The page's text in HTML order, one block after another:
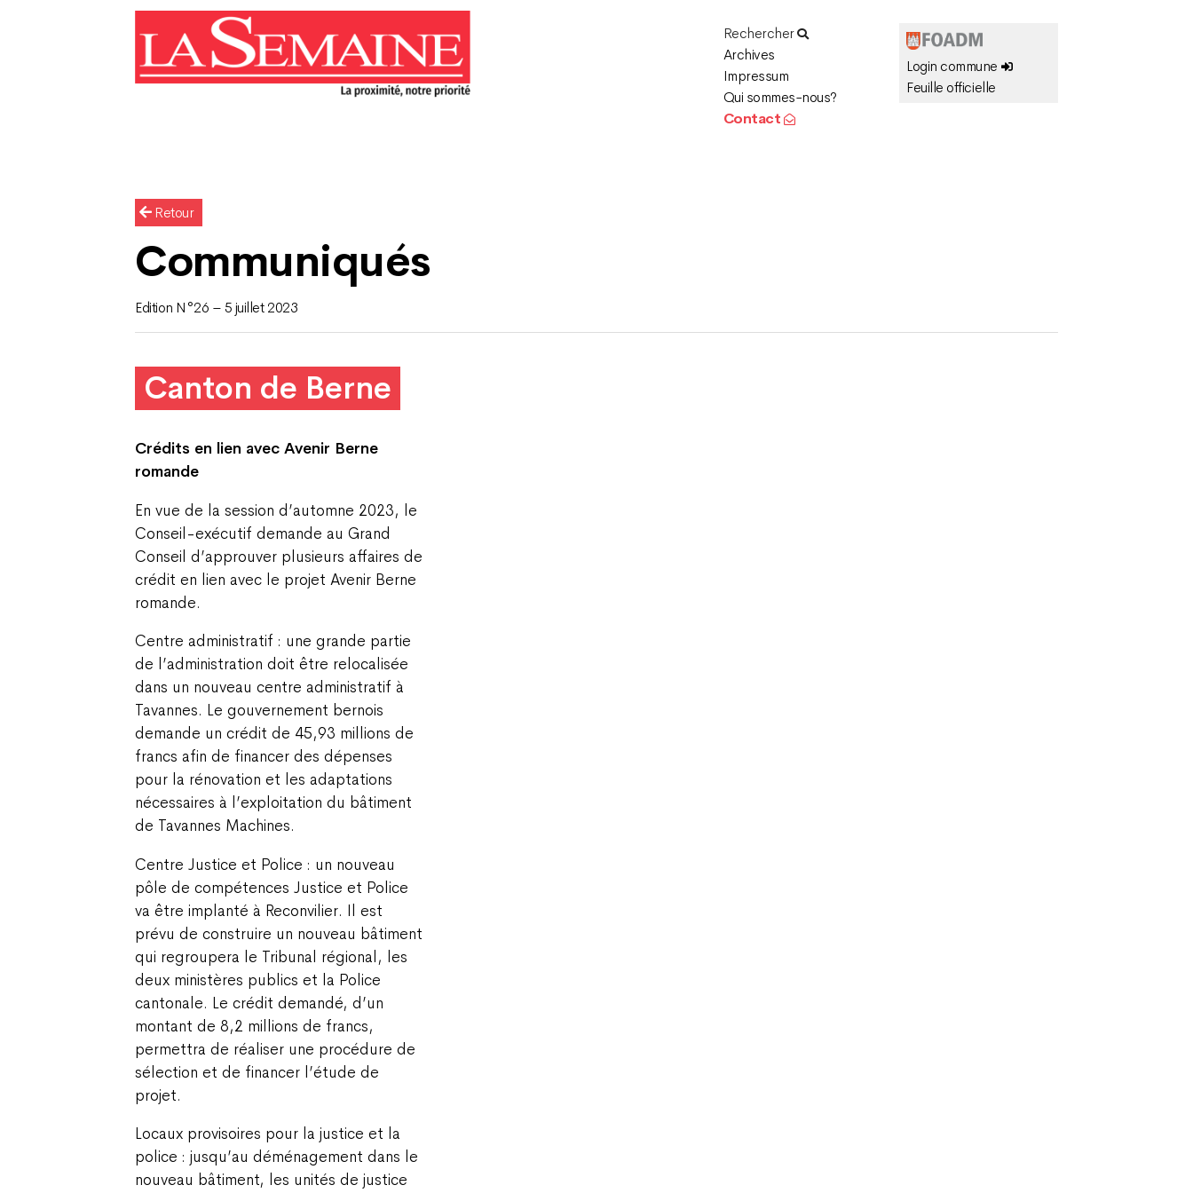
Rechercher
Archives
Impressum
Qui sommes-nous?
Contact
Login commune
Feuille officielle
Retour
Communiqués
Edition N°26 – 5 juillet 2023
Canton de Berne
Crédits en lien avec Avenir Berne
romande
En vue de la session d’automne 2023, le
Conseil-exécutif demande au Grand
Conseil d’approuver plusieurs affaires de
crédit en lien avec le projet Avenir Berne
romande.
Centre administratif : une grande partie
de l’administration doit être relocalisée
dans un nouveau centre administratif à
Tavannes. Le gouvernement bernois
demande un crédit de 45,93 millions de
francs afin de financer des dépenses
pour la rénovation et les adaptations
nécessaires à l’exploitation du bâtiment
de Tavannes Machines.
Centre Justice et Police : un nouveau
pôle de compétences Justice et Police
va être implanté à Reconvilier. Il est
prévu de construire un nouveau bâtiment
qui regroupera le Tribunal régional, les
deux ministères publics et la Police
cantonale. Le crédit demandé, d’un
montant de 8,2 millions de francs,
permettra de réaliser une procédure de
sélection et de financer l’étude de
projet.
Locaux provisoires pour la justice et la
police : jusqu’au déménagement dans le
nouveau bâtiment, les unités de justice